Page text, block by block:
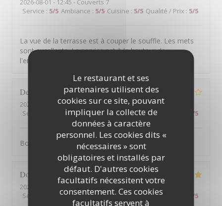
Le restaurant et ses
partenaires utilisent des
cookies sur ce site, pouvant
impliquer la collecte de
données à caractère
personnel. Les cookies dits «
nécessaires » sont
obligatoires et installés par
défaut. D'autres cookies
facultatifs nécessitent votre
consentement. Ces cookies
facultatifs servent à
2026-08-01 - 12:45 - Couverts 7
Service : 5/5 Ambiance : 5/5 Cuisine : 5/5 Qualité / Prix : 5/5
La vue de la terrasse est à couper le souffle. Les mets
sont excellents. Le service est à la hauteur de
l'ensemble.
Denis
2026-07-31
- 12:15 - Couverts 2
Service
Ambiance:4/5 Cuisine: 5/5 Qualité / Prix /5
Bonne cuisine mais service médiocre
Dominique
2026-07-31
Service
Ambiance:4 /5 Cuisine: 5/5 Qualité / Prix /5